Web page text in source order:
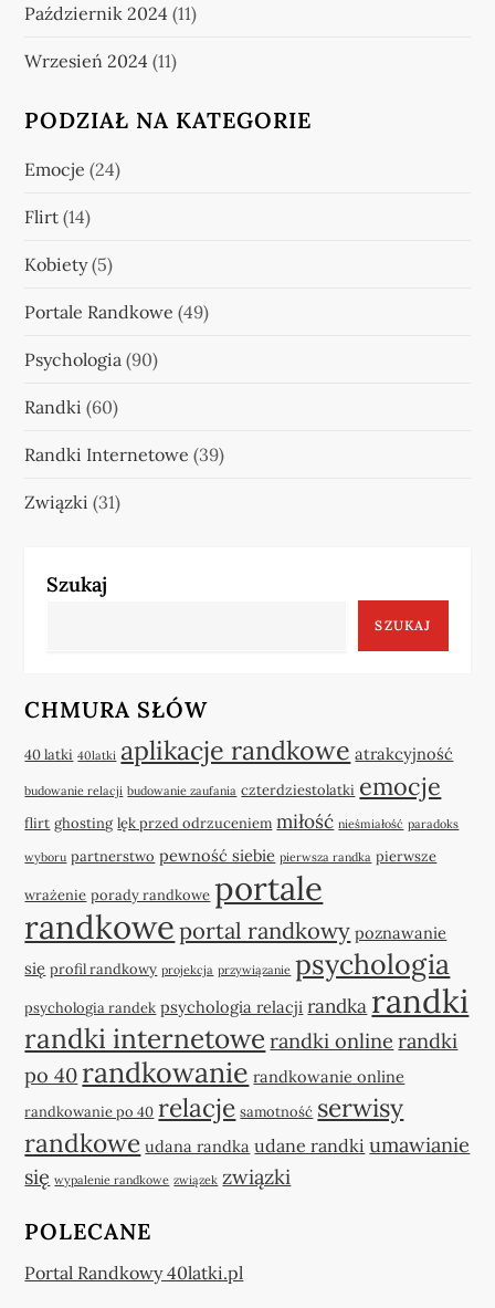
Październik 2024 (11)
Wrzesień 2024 (11)
PODZIAŁ NA KATEGORIE
Emocje (24)
Flirt (14)
Kobiety(5)
Portale Randkowe (49)
Psychologia (90)
Randki (60)
Randki Internetowe (39)
Związki (31)
Szukaj
SZUKAJ
CHMURA SŁÓW
40 latki 40latki aplikacje randkowe atrakcyjność
budowanie relacji budowanie zaufania czterdziestolatki emocje
flirt ghosting lęk przed odrzuceniem miłość nieśmiałość paradoks
wyboru partnerstwo pewność siebie pierwsza randka pierwsze
wrażenie porady randkowe portale
randkowe portal randkowy poznawanie
się profil randkowy projekcja przywiązanie psychologia
psychologia randek psychologia relacji randka randki
randki internetowe randki online randki
po 40 randkowanie randkowanie online
randkowanie po 40 relacje samotność serwisy
randkowe udana randka udane randki umawianie
się wypalenie randkowe związek związki
POLECANE
Portal Randkowy 40latki.pl